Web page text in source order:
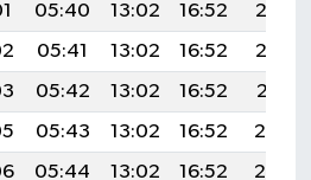
05:40 13:02 16:52
20:13
05:41 13:02 16:52
20:12
05:42 13:02 16:52
20:11
05:43 13:02 16:52
20:10
05:44 13:02 16:52
20:10